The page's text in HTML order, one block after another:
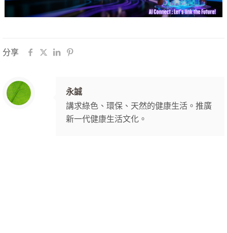
分享
永誠
講求綠色、環保、天然的健康生活。推廣
新一代健康生活文化。